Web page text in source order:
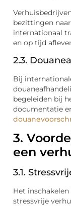
bezittingen
internationaal
en op tijd
2.3.
Bij
begeleiden bij
documentatie
3.
een
3.1.
Het
stressvrije